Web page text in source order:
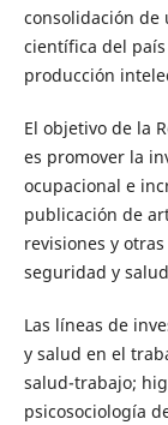
consolidación de
científica del
producción
El objetivo de la
es promover la
ocupacional e
publicación de
revisiones y
seguridad y
Las líneas de
y salud en el
salud-trabajo;
psicosociología